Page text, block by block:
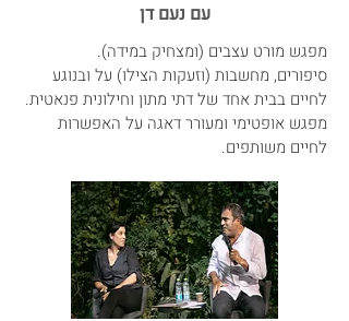
עם נעם דן
מפגש מורט עצבים (ומצחיק במידה).
סיפורים, מחשבות (וזעקות הצילו) על ובנוגע
לחיים בבית אחד של דתי מתון וחילונית פנאטית.
מפגש אופטימי ומעורר דאגה על האפשרות
לחיים משותפים.